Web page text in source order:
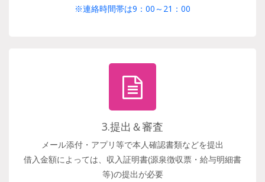
※連絡時間帯は9：00～21：00
3.提出＆審査
メール添付・アプリ等で本人確認書類などを提出
借入金額によっては、収入証明書(源泉徴収票・給与明細書
等)の提出が必要